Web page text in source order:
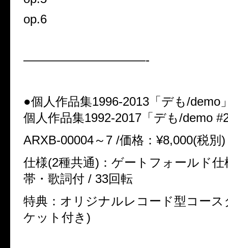
op.6
——————————-
●個人作品集1996-2013「デも/demo
個人作品集1992-2017「デも/demo
ARXB-00004～7 /価格：¥8,000(税別)
仕様(2種共通)：ゲートフォールド
帯・歌詞付 / 33回転
特典：オリジナルレコード型コース
ケット付き)